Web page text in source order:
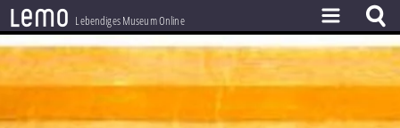
lemo Lebendiges Museum Online
ZEITSTRAHL
THEMEN